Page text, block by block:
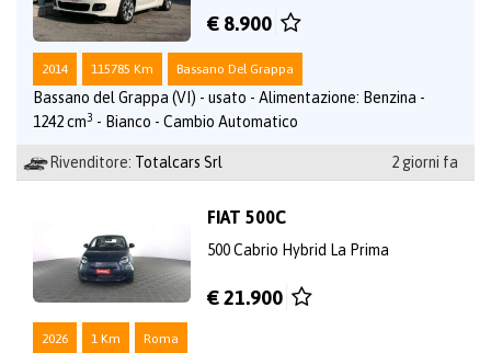
€ 8.900
2014 115785 Km Bassano Del Grappa
Bassano del Grappa (VI) - usato - Alimentazione: Benzina -
1242 cm3 - Bianco - Cambio Automatico
Rivenditore: Totalcars Srl 2 giorni fa
FIAT 500C
500 Cabrio Hybrid La Prima
€ 21.900
2026 1 Km Roma